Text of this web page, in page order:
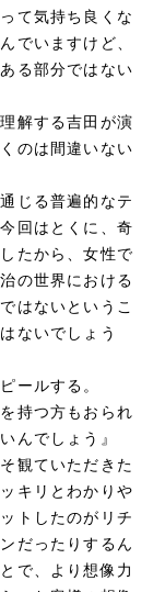
て気持ち良くな
でいますけど、
る部分ではない
解する吉田が演
のは間違いない
じる普遍的なテ
回はとくに、奇
たから、女性で
の世界における
はないというこ
ないでしょう
ールする。
持つ方もおられ
んでしょう』
観ていただきた
キリとわかりや
トしたのがリチ
だったりするん
で、より想像力